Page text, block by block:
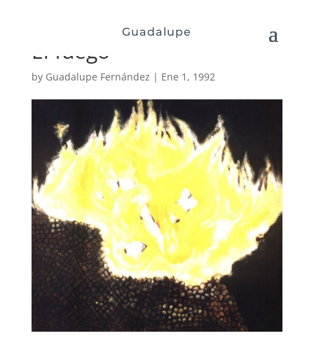
Guadalupe
El fuego
by Guadalupe Fernández | Ene 1, 1992